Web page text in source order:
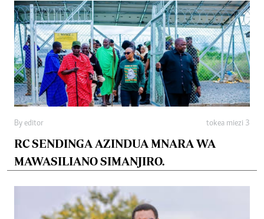
By editor tokea miezi 3
RC SENDINGA AZINDUA MNARA WA
MAWASILIANO SIMANJIRO.